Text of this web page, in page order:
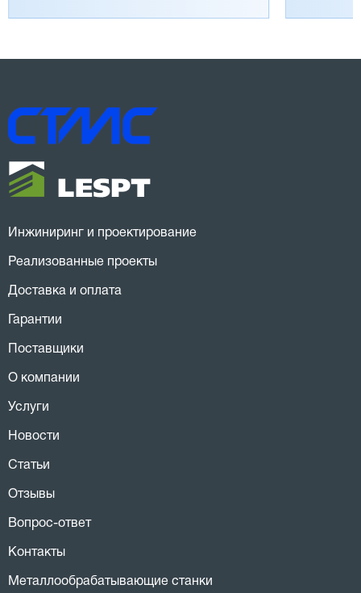
Инжиниринг и проектирование
Реализованные проекты
Доставка и оплата
Гарантии
Поставщики
О компании
Услуги
Новости
Статьи
Отзывы
Вопрос-ответ
Контакты
Металлообрабатывающие станки